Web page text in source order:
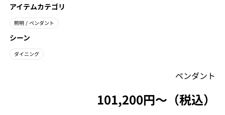
アイテムカテゴリ
照明 / ペンダント
シーン
ダイニング
ペンダント
101,200円〜（税込）